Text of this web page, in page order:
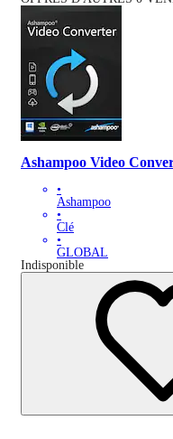
Ashampoo Video
•
Ashampoo
•
Clé
•
GLOBAL
Indisponible